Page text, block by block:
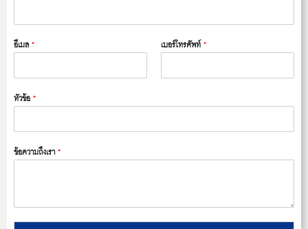
อีเมล* เบอร์โทรศัพท์*
หัวข้อ*
ข้อความถึงเรา*